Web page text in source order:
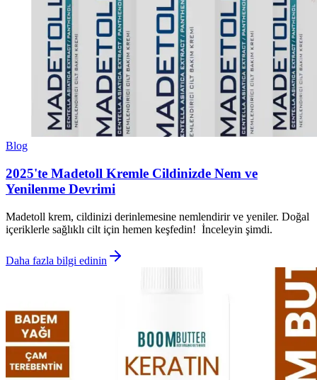
Blog
2025'te Madetoll Kremle Cildinizde Nem ve
Yenilenme Devrimi
Madetoll krem, cildinizi derinlemesine nemlendirir ve yeniler. Doğal
içeriklerle sağlıklı cilt için hemen keşfedin! İnceleyin şimdi.
Daha fazla bilgi edinin